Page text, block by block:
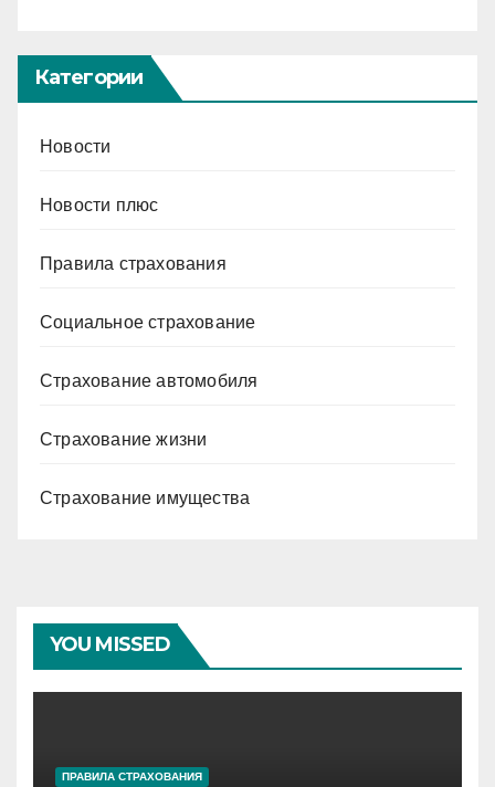
Категории
Новости
Новости плюс
Правила страхования
Социальное страхование
Страхование автомобиля
Страхование жизни
Страхование имущества
YOU MISSED
ПРАВИЛА СТРАХОВАНИЯ